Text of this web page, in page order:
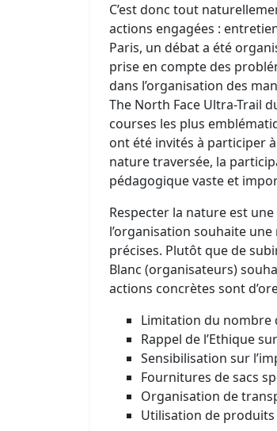
C’est donc tout
actions engagées :
Paris, un débat a été
prise en compte des
dans l’organisation des
The North Face Ultra-Trail
courses les plus
ont été invités à participer
nature traversée, la
pédagogique vaste et
Respecter la nature est
l’organisation souhaite
précises. Plutôt que de
Blanc (organisateurs)
actions concrètes sont
Limitation du nombre
Rappel de l’Ethique
Sensibilisation sur
Fournitures de sacs
Organisation de
Utilisation de produits